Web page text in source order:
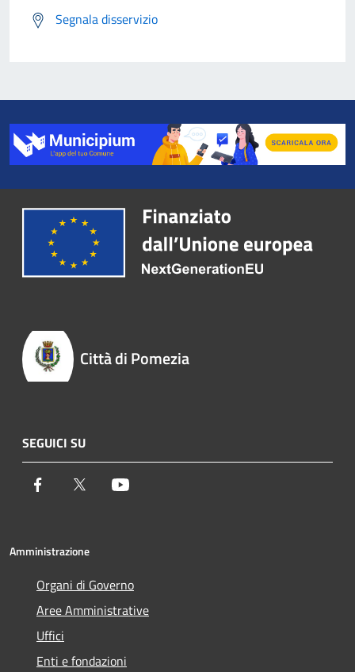
Segnala disservizio
Città di Pomezia
SEGUICI SU
Facebook Twitter
Amministrazione
Organi di Governo
Aree Amministrative
Uffici
Enti e fondazioni